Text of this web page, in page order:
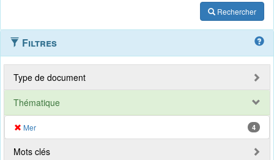
Rechercher
Filtres
Type de document
Thématique
Mer 4
Mots clés